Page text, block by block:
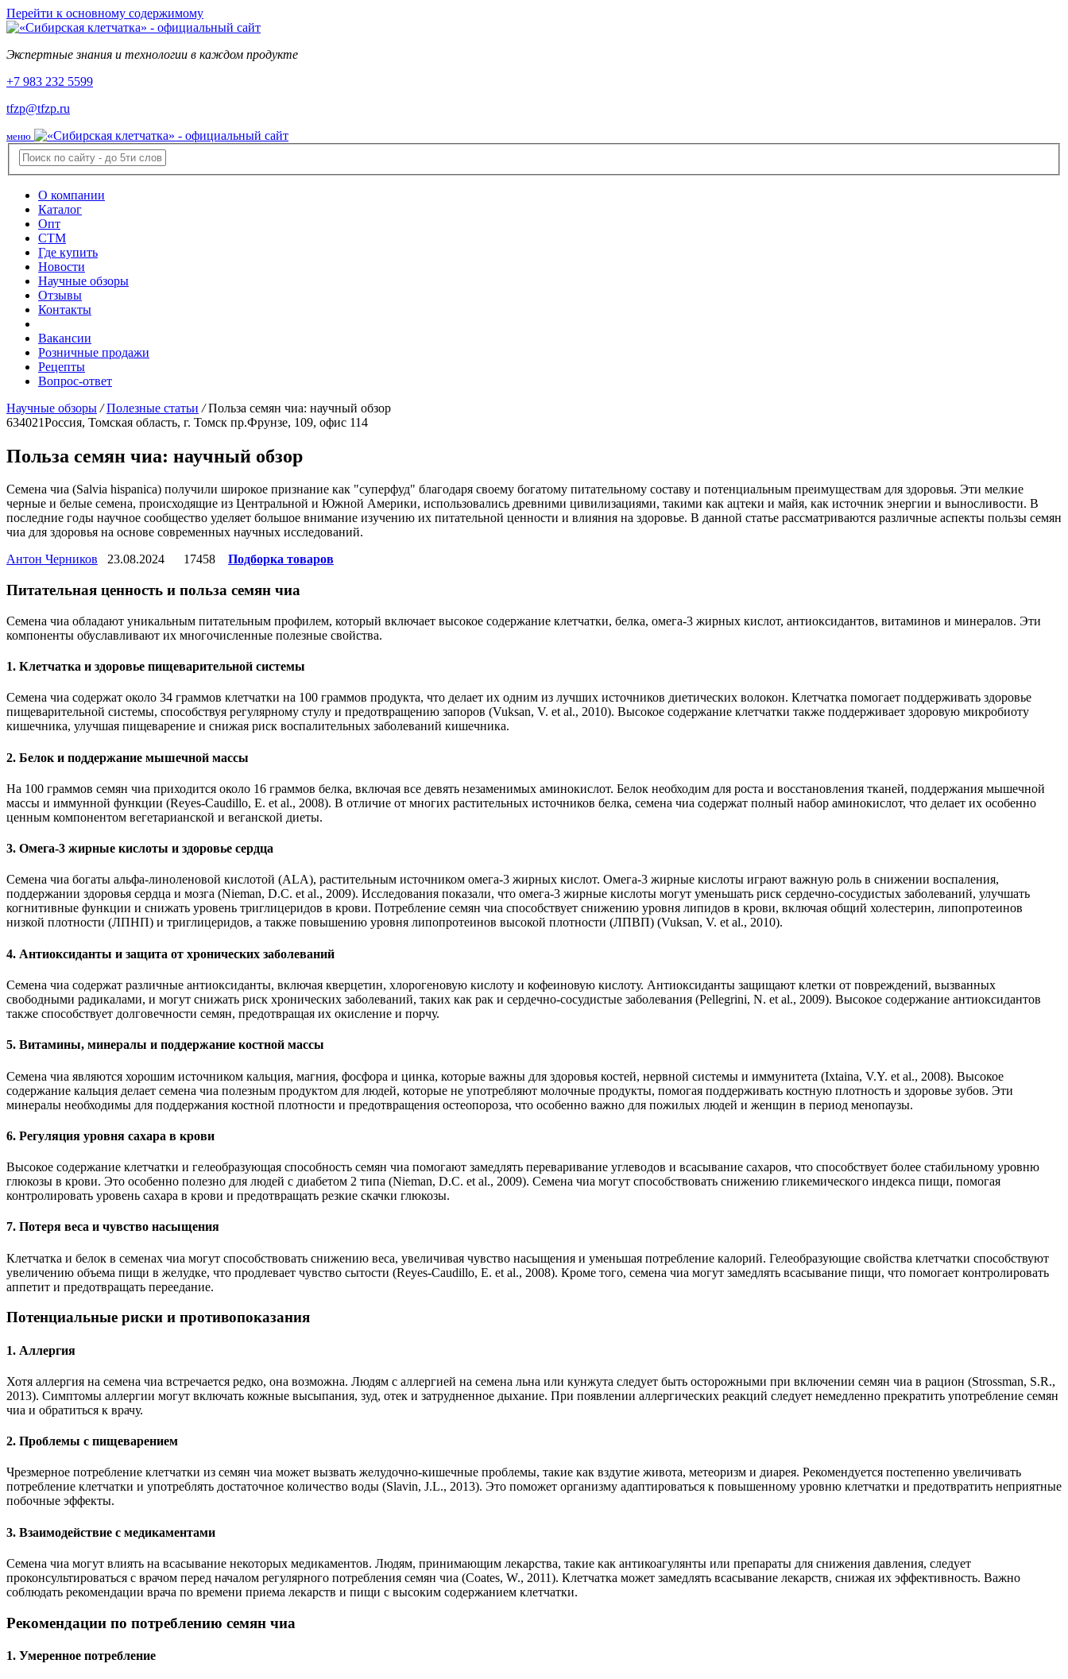
Перейти к основному содержимому
Экспертные знания и технологии в каждом продукте
+7 983 232 5599
tfzp@tfzp.ru
меню
О компании
Каталог
Опт
СТМ
Где купить
Новости
Научные обзоры
Отзывы
Контакты
Вакансии
Розничные продажи
Рецепты
Вопрос-ответ
Научные обзоры / Полезные статьи / Польза семян чиа: научный обзор
634021Россия, Томская область, г. Томск пр.Фрунзе, 109, офис 114
Польза семян чиа: научный обзор
Семена чиа (Salvia hispanica) получили широкое признание как "суперфуд" благодаря своему богатому питательному составу и потенциальным преимуществам для здоровья. Эти мелкие
черные и белые семена, происходящие из Центральной и Южной Америки, использовались древними цивилизациями, такими как ацтеки и майя, как источник энергии и выносливости. В
последние годы научное сообщество уделяет большое внимание изучению их питательной ценности и влияния на здоровье. В данной статье рассматриваются различные аспекты пользы семян
чиа для здоровья на основе современных научных исследований.
Антон Черников
23.08.2024 17458 Подборка товаров
Питательная ценность и польза семян чиа
Семена чиа обладают уникальным питательным профилем, который включает высокое содержание клетчатки, белка, омега-3 жирных кислот, антиоксидантов, витаминов и минералов. Эти
компоненты обуславливают их многочисленные полезные свойства.
1. Клетчатка и здоровье пищеварительной системы
Семена чиа содержат около 34 граммов клетчатки на 100 граммов продукта, что делает их одним из лучших источников диетических волокон. Клетчатка помогает поддерживать здоровье
пищеварительной системы, способствуя регулярному стулу и предотвращению запоров (Vuksan, V. et al., 2010). Высокое содержание клетчатки также поддерживает здоровую микробиоту
кишечника, улучшая пищеварение и снижая риск воспалительных заболеваний кишечника.
2. Белок и поддержание мышечной массы
На 100 граммов семян чиа приходится около 16 граммов белка, включая все девять незаменимых аминокислот. Белок необходим для роста и восстановления тканей, поддержания мышечной
массы и иммунной функции (Reyes-Caudillo, E. et al., 2008). В отличие от многих растительных источников белка, семена чиа содержат полный набор аминокислот, что делает их особенно
ценным компонентом вегетарианской и веганской диеты.
3. Омега-3 жирные кислоты и здоровье сердца
Семена чиа богаты альфа-линоленовой кислотой (ALA), растительным источником омега-3 жирных кислот. Омега-3 жирные кислоты играют важную роль в снижении воспаления,
поддержании здоровья сердца и мозга (Nieman, D.C. et al., 2009). Исследования показали, что омега-3 жирные кислоты могут уменьшать риск сердечно-сосудистых заболеваний, улучшать
когнитивные функции и снижать уровень триглицеридов в крови. Потребление семян чиа способствует снижению уровня липидов в крови, включая общий холестерин, липопротеинов
низкой плотности (ЛПНП) и триглицеридов, а также повышению уровня липопротеинов высокой плотности (ЛПВП) (Vuksan, V. et al., 2010).
4. Антиоксиданты и защита от хронических заболеваний
Семена чиа содержат различные антиоксиданты, включая кверцетин, хлорогеновую кислоту и кофеиновую кислоту. Антиоксиданты защищают клетки от повреждений, вызванных
свободными радикалами, и могут снижать риск хронических заболеваний, таких как рак и сердечно-сосудистые заболевания (Pellegrini, N. et al., 2009). Высокое содержание антиоксидантов
также способствует долговечности семян, предотвращая их окисление и порчу.
5. Витамины, минералы и поддержание костной массы
Семена чиа являются хорошим источником кальция, магния, фосфора и цинка, которые важны для здоровья костей, нервной системы и иммунитета (Ixtaina, V.Y. et al., 2008). Высокое
содержание кальция делает семена чиа полезным продуктом для людей, которые не употребляют молочные продукты, помогая поддерживать костную плотность и здоровье зубов. Эти
минералы необходимы для поддержания костной плотности и предотвращения остеопороза, что особенно важно для пожилых людей и женщин в период менопаузы.
6. Регуляция уровня сахара в крови
Высокое содержание клетчатки и гелеобразующая способность семян чиа помогают замедлять переваривание углеводов и всасывание сахаров, что способствует более стабильному уровню
глюкозы в крови. Это особенно полезно для людей с диабетом 2 типа (Nieman, D.C. et al., 2009). Семена чиа могут способствовать снижению гликемического индекса пищи, помогая
контролировать уровень сахара в крови и предотвращать резкие скачки глюкозы.
7. Потеря веса и чувство насыщения
Клетчатка и белок в семенах чиа могут способствовать снижению веса, увеличивая чувство насыщения и уменьшая потребление калорий. Гелеобразующие свойства клетчатки способствуют
увеличению объема пищи в желудке, что продлевает чувство сытости (Reyes-Caudillo, E. et al., 2008). Кроме того, семена чиа могут замедлять всасывание пищи, что помогает контролировать
аппетит и предотвращать переедание.
Потенциальные риски и противопоказания
1. Аллергия
Хотя аллергия на семена чиа встречается редко, она возможна. Людям с аллергией на семена льна или кунжута следует быть осторожными при включении семян чиа в рацион (Strossman, S.R.,
2013). Симптомы аллергии могут включать кожные высыпания, зуд, отек и затрудненное дыхание. При появлении аллергических реакций следует немедленно прекратить употребление семян
чиа и обратиться к врачу.
2. Проблемы с пищеварением
Чрезмерное потребление клетчатки из семян чиа может вызвать желудочно-кишечные проблемы, такие как вздутие живота, метеоризм и диарея. Рекомендуется постепенно увеличивать
потребление клетчатки и употреблять достаточное количество воды (Slavin, J.L., 2013). Это поможет организму адаптироваться к повышенному уровню клетчатки и предотвратить неприятные
побочные эффекты.
3. Взаимодействие с медикаментами
Семена чиа могут влиять на всасывание некоторых медикаментов. Людям, принимающим лекарства, такие как антикоагулянты или препараты для снижения давления, следует
проконсультироваться с врачом перед началом регулярного потребления семян чиа (Coates, W., 2011). Клетчатка может замедлять всасывание лекарств, снижая их эффективность. Важно
соблюдать рекомендации врача по времени приема лекарств и пищи с высоким содержанием клетчатки.
Рекомендации по потреблению семян чиа
1. Умеренное потребление